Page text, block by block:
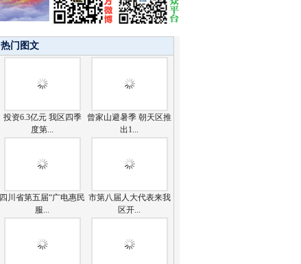
热门图文
投资6.3亿元 我区四季
度第...
曾家山避暑季 朝天区推
出1...
四川省第五届“广电惠民
服...
市第八届人大代表来我
区开...